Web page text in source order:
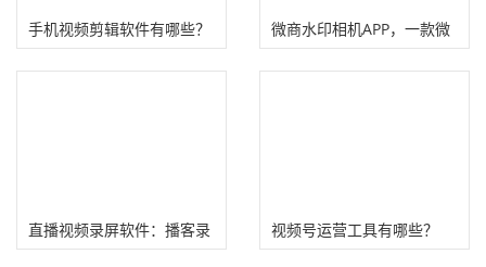
手机视频剪辑软件有哪些？
(五款免费视频制作工具)
微商水印相机APP，一款微
商赚钱工具！
直播视频录屏软件：播客录
​视频号运营工具有哪些？